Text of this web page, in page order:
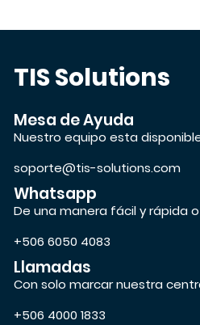
TIS Solutions
Mesa de Ayuda
Nuestro equipo esta
soporte@tis-solutions.com
Whatsapp
De una manera fácil y rápida
+506 6050 4083
Llamadas
Con solo marcar nuestra
+506 4000 1833